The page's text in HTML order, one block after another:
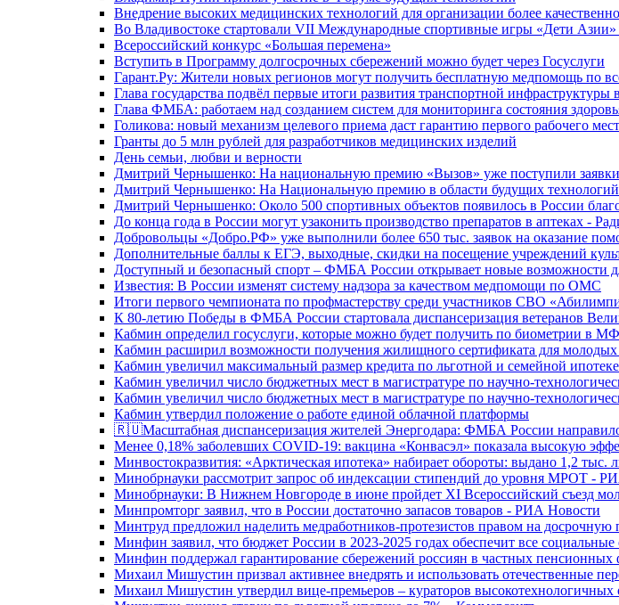
Внедрение высоких медицинских технологий для организации более
Во Владивостоке стартовали VII Международные спортивные игры «Дети Азии»
Всероссийский конкурс «Большая перемена»
Вступить в Программу долгосрочных сбережений можно будет через Госуслуги
Гарант.Ру: Жители новых регионов могут получить бесплатную медпомощь по
Глава государства подвёл первые итоги развития транспортной инфраструктуры
Глава ФМБА: работаем над созданием систем для мониторинга состояния
Голикова: новый механизм целевого приема даст гарантию первого рабочего
Гранты до 5 млн рублей для разработчиков медицинских изделий
День семьи, любви и верности
Дмитрий Чернышенко: На национальную премию «Вызов» уже поступили заявки
Дмитрий Чернышенко: На Национальную премию в области будущих технологий
Дмитрий Чернышенко: Около 500 спортивных объектов появилось в России
До конца года в России могут узаконить производство препаратов в аптеках -
Добровольцы «Добро.РФ» уже выполнили более 650 тыс. заявок на оказание
Дополнительные баллы к ЕГЭ, выходные, скидки на посещение учреждений
Доступный и безопасный спорт – ФМБА России открывает новые возможности
Известия: В России изменят систему надзора за качеством медпомощи по ОМС
Итоги первого чемпионата по профмастерству среди участников СВО
К 80-летию Победы в ФМБА России стартовала диспансеризация ветеранов
Кабмин определил госуслуги, которые можно будет получить по биометрии в
Кабмин расширил возможности получения жилищного сертификата для
Кабмин увеличил максимальный размер кредита по льготной и семейной
Кабмин увеличил число бюджетных мест в магистратуре по научно-
Кабмин увеличил число бюджетных мест в магистратуре по научно-
Кабмин утвердил положение о работе единой облачной платформы
🇷🇺Масштабная диспансеризация жителей Энергодара: ФМБА России
Менее 0,18% заболевших COVID-19: вакцина «Конвасэл» показала высокую
Минвостокразвития: «Арктическая ипотека» набирает обороты: выдано 1,2 тыс.
Минобрнауки рассмотрит запрос об индексации стипендий до уровня МРОТ -
Минобрнауки: В Нижнем Новгороде в июне пройдет XI Всероссийский съезд
Минпромторг заявил, что в России достаточно запасов товаров - РИА Новости
Минтруд предложил наделить медработников-протезистов правом на досрочную
Минфин заявил, что бюджет России в 2023-2025 годах обеспечит все социальные
Минфин поддержал гарантирование сбережений россиян в частных пенсионных
Михаил Мишустин призвал активнее внедрять и использовать отечественные
Михаил Мишустин утвердил вице-премьеров – кураторов высокотехнологичных